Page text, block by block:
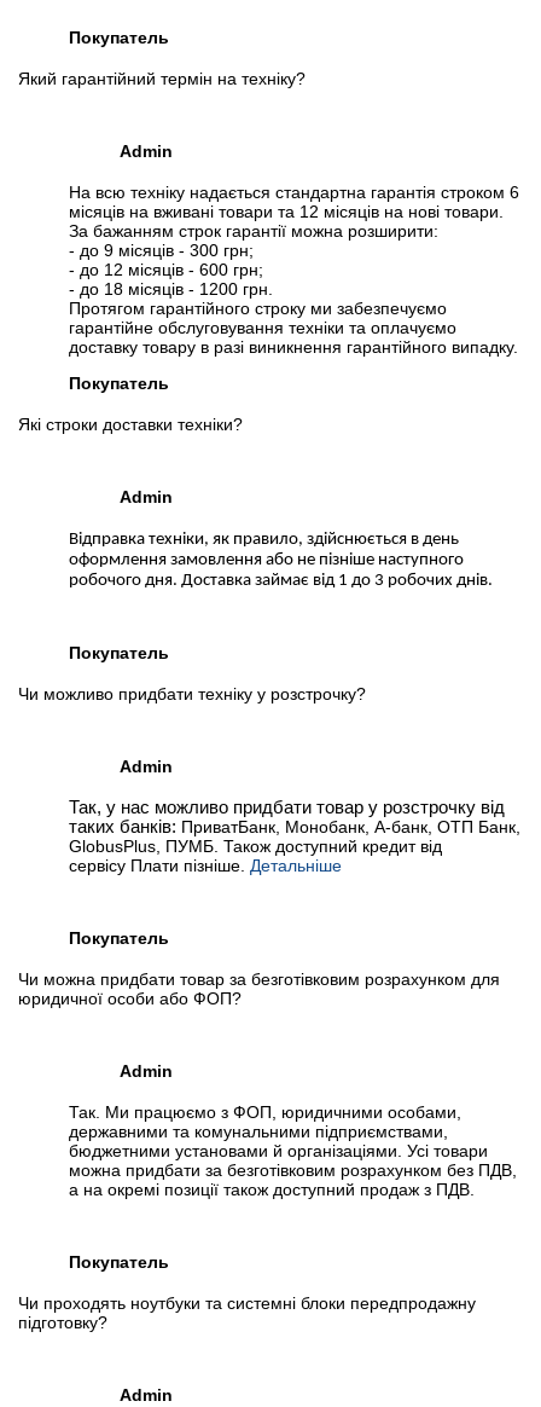
Покупатель
Який гарантійний термін на техніку?
Admin
На всю техніку надається стандартна гарантія строком 6
місяців на вживані товари та 12 місяців на нові товари.
За бажанням строк гарантії можна розширити:
- до 9 місяців - 300 грн;
- до 12 місяців - 600 грн;
- до 18 місяців - 1200 грн.
Протягом гарантійного строку ми забезпечуємо
гарантійне обслуговування техніки та оплачуємо
доставку товару в разі виникнення гарантійного випадку.
Покупатель
Які строки доставки техніки?
Admin
Відправка техніки, як правило, здійснюється в день
оформлення замовлення або не пізніше наступного
робочого дня. Доставка займає від 1 до 3 робочих днів.
Покупатель
Чи можливо придбати техніку у розстрочку?
Admin
Так, у нас можливо придбати товар у розстрочку від
таких банків: ПриватБанк, Монобанк, А-банк, ОТП Банк,
GlobusPlus, ПУМБ. Також доступний кредит від
сервісу Плати пізніше. Детальніше
Покупатель
Чи можна придбати товар за безготівковим розрахунком для
юридичної особи або ФОП?
Admin
Так. Ми працюємо з ФОП, юридичними особами,
державними та комунальними підприємствами,
бюджетними установами й організаціями. Усі товари
можна придбати за безготівковим розрахунком без ПДВ,
а на окремі позиції також доступний продаж з ПДВ.
Покупатель
Чи проходять ноутбуки та системні блоки передпродажну
підготовку?
Admin